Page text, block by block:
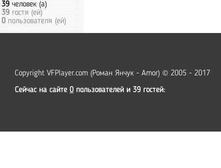
39 человек (а)
39 гостя (ей)
0 пользователя (ей)
Copyright VFPlayer.com (Роман Янчук - Amor) © 2005 - 2017
Сейчас на сайте 0 пользователей и 39 гостей: